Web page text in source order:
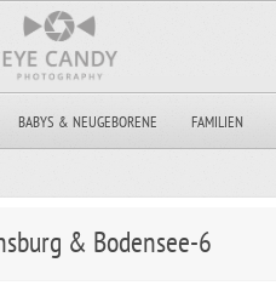
BABYS & NEUGEBORENE FAMILIEN
& Bodensee-6